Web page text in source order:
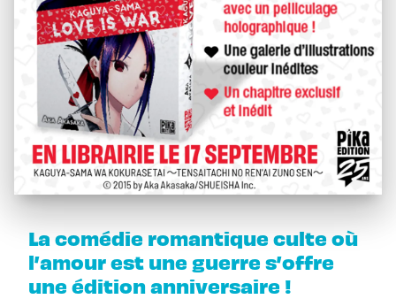
La comédie romantique culte où
l’amour est une guerre s’offre
une édition anniversaire !